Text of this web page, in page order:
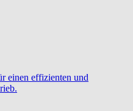
einen effizienten und